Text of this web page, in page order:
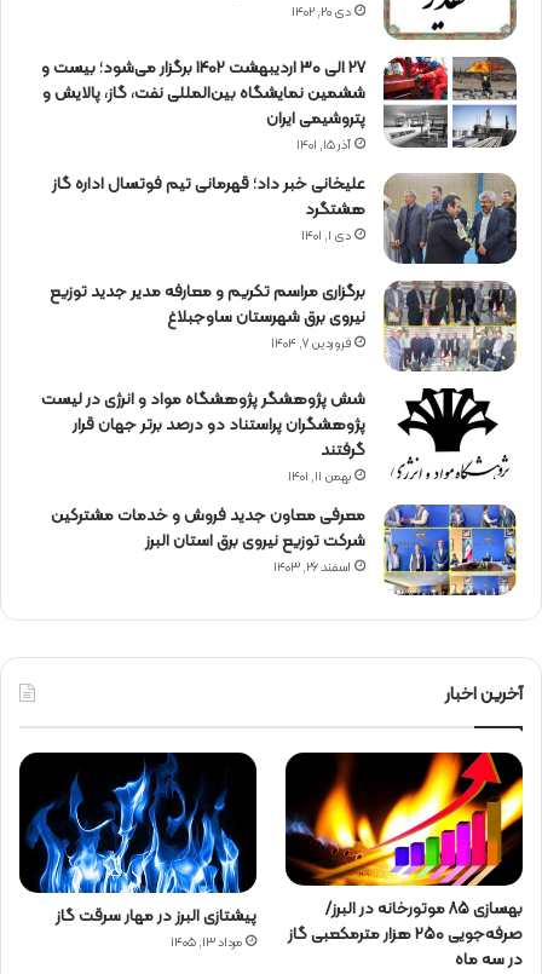
دی ۲۰, ۱۴۰۲
27 الی 30 اردیبهشت 1402 برگزار می‌شود؛ بیست و
ششمین نمایشگاه بین‌المللی نفت، گاز، پالایش و
پتروشیمی ایران
آذر ۱۵, ۱۴۰۱
علیخانی خبر داد؛ قهرمانی تیم فوتسال اداره گاز
هشتگرد
دی ۱, ۱۴۰۱
برگزاری مراسم تكریم و معارفه مدیر جدید توزیع
نیروی برق شهرستان ساوجبلاغ
فروردین ۷, ۱۴۰۴
شش پژوهشگر پژوهشگاه مواد و انرژی در لیست
پژوهشگران پراستناد دو درصد برتر جهان قرار
گرفتند
بهمن ۱۱, ۱۴۰۱
معرفی معاون جدید فروش و خدمات مشتركین
شركت توزیع نیروی برق استان البرز
اسفند ۲۶, ۱۴۰۳
آخرین اخبار
بهسازی ۸۵ موتورخانه در البرز/
صرفه‌جویی ۲۵۰ هزار مترمکعبی گاز
در سه ماه
پیشتازی البرز در مهار سرقت گاز
مرداد ۱۳, ۱۴۰۵